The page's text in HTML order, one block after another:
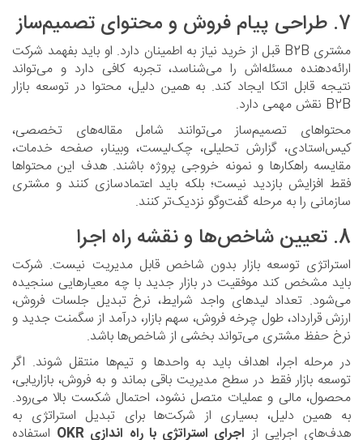
7. طراحی پیام فروش و محتوای تصمیم‌ساز
مشتری B2B قبل از خرید نیاز به اطمینان دارد. او باید بفهمد شرکت
ارائه‌دهنده مسئله‌اش را می‌شناسد، تجربه کافی دارد و می‌تواند
نتیجه قابل اتکا ایجاد کند. به همین دلیل، محتوا در توسعه بازار
B2B نقش مهمی دارد.
محتواهای تصمیم‌ساز می‌توانند شامل مقاله‌های تخصصی،
کیس‌استادی، گزارش تحلیلی، چک‌لیست، وبینار، صفحه خدمات،
مقایسه راهکارها و نمونه خروجی پروژه باشند. هدف این محتواها
فقط افزایش بازدید نیست؛ بلکه باید اعتمادسازی کنند و مشتری
سازمانی را به مرحله گفت‌وگو نزدیک‌تر کنند.
8. تعیین شاخص‌ها و نقشه راه اجرا
استراتژی توسعه بازار بدون شاخص قابل مدیریت نیست. شرکت
باید مشخص کند موفقیت در بازار جدید با چه معیارهایی سنجیده
می‌شود. تعداد لیدهای واجد شرایط، نرخ تبدیل جلسات فروش،
ارزش قرارداد، طول چرخه فروش، سهم بازار، درآمد از سگمنت جدید و
نرخ حفظ مشتری می‌تواند بخشی از شاخص‌ها باشد.
در مرحله اجرا، اهداف باید به واحدها و تیم‌ها منتقل شوند. اگر
توسعه بازار فقط در سطح مدیریت باقی بماند و به فروش، بازاریابی،
محصول، مالی و عملیات متصل نشود، احتمال شکست بالا می‌رود.
به همین دلیل، بسیاری از شرکت‌ها برای تبدیل استراتژی به
هدف‌های اجرایی از اجرای استراتژی با راه اندازی OKR استفاده